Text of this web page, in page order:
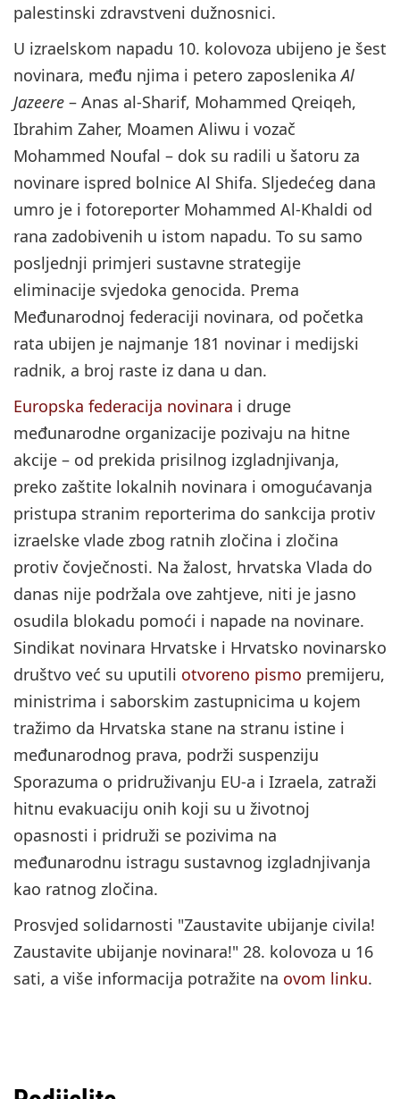
palestinski zdravstveni dužnosnici.
U izraelskom napadu 10. kolovoza ubijeno je šest
novinara, među njima i petero zaposlenikaAl
Jazeere – Anas al-Sharif, Mohammed Qreiqeh,
Ibrahim Zaher, Moamen Aliwu i vozač
Mohammed Noufal – dok su radili u šatoru za
novinare ispred bolnice Al Shifa. Sljedećeg dana
umro je i fotoreporter Mohammed Al-Khaldi od
rana zadobivenih u istom napadu. To su samo
posljednji primjeri sustavne strategije
eliminacije svjedoka genocida. Prema
Međunarodnoj federaciji novinara, od početka
rata ubijen je najmanje 181 novinar i medijski
radnik, a broj raste iz dana u dan.
Europska federacija novinara i druge
međunarodne organizacije pozivaju na hitne
akcije – od prekida prisilnog izgladnjivanja,
preko zaštite lokalnih novinara i omogućavanja
pristupa stranim reporterima do sankcija protiv
izraelske vlade zbog ratnih zločina i zločina
protiv čovječnosti. Na žalost, hrvatska Vlada do
danas nije podržala ove zahtjeve, niti je jasno
osudila blokadu pomoći i napade na novinare.
Sindikat novinara Hrvatske i Hrvatsko novinarsko
društvo već su uputili otvoreno pismo premijeru,
ministrima i saborskim zastupnicima u kojem
tražimo da Hrvatska stane na stranu istine i
međunarodnog prava, podrži suspenziju
Sporazuma o pridruživanju EU-a i Izraela, zatraži
hitnu evakuaciju onih koji su u životnoj
opasnosti i pridruži se pozivima na
međunarodnu istragu sustavnog izgladnjivanja
kao ratnog zločina.
Prosvjed solidarnosti "Zaustavite ubijanje civila!
Zaustavite ubijanje novinara!" 28. kolovoza u 16
sati, a više informacija potražite na ovom linku.